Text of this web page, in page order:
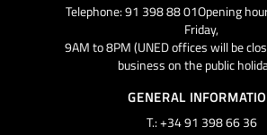
Telephone: 91 398 88 01Opening
Friday,
9AM to 8PM (UNED offices will be
business on the public
GENERAL
T.: +34 91 398 66 36